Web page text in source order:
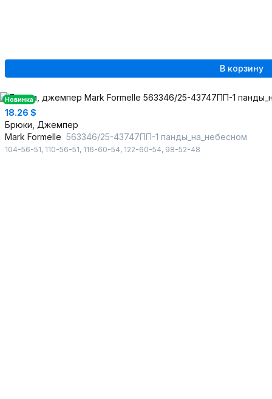
В корзину
Новинка
18.26 $
Брюки, Джемпер
Mark Formelle 563346/25-43747ПП-1 панды_на_небесном
104-56-51, 110-56-51, 116-60-54, 122-60-54, 98-52-48